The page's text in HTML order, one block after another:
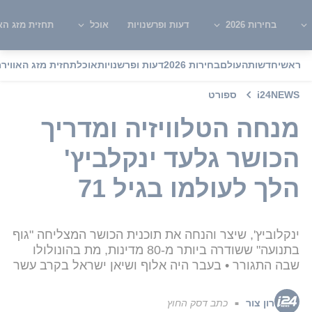
בחירות 2026 דעות ופרשנויות אוכל תחזית מזג
ראשיחדשותהעולםבחירות 2026 דעות ופרשנויותאוכלתחזית מזג האוויר
i24NEWS ספורט
מנחה הטלוויזיה ומדריך
הכושר גלעד ינקלביץ'
הלך לעולמו בגיל 71
ינקלוביץ', שיצר והנחה את תוכנית הכושר המצליחה "גוף
בתנועה" ששודרה ביותר מ-80 מדינות, מת בהונולולו
שבה התגורר • בעבר היה אלוף ושיאן ישראל בקרב עשר
רון צור ■ כתב דסק החוץ